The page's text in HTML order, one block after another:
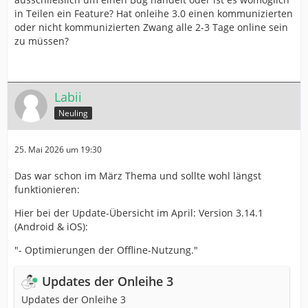
in Teilen ein Feature? Hat onleihe 3.0 einen kommunizierten
oder nicht kommunizierten Zwang alle 2-3 Tage online sein
zu müssen?
Labii
Neuling
25. Mai 2026 um 19:30
Das war schon im März Thema und sollte wohl längst
funktionieren:
Hier bei der Update-Übersicht im April: Version 3.14.1
(Android & iOS):
"- Optimierungen der Offline-Nutzung."
Updates der Onleihe 3
Updates der Onleihe 3